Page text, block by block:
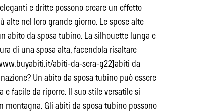
e dritte possono creare un effetto
alte nel loro grande giorno. Le spose alte
abito da sposa tubino. La silhouette lunga e
di una sposa alta, facendola risaltare
abiti-da-sera-g22]abiti da
Un abito da sposa tubino può essere
e facile da riporre. Il suo stile versatile si
Gli abiti da sposa tubino possono